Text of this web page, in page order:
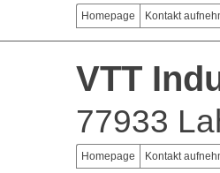
Homepage Kontakt
VTT
77933
Homepage Kontakt